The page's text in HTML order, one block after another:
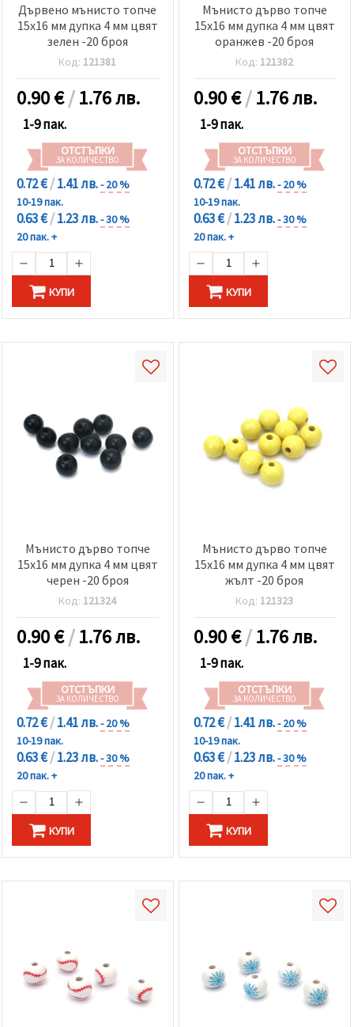
Дървено мънисто топче
15x16 мм дупка 4 мм цвят
зелен -20 броя
Код: 121381
0.90€/1.76 лв.
1-9 пак.
ОТСТЪПКИ
ЗА КОЛИЧЕСТВО
0.72 €/1.41 лв.- 20 %
10-19 пак.
0.63 €/1.23 лв.- 30 %
20 пак. +
КУПИ
Мънисто дърво топче
15x16 мм дупка 4 мм цвят
оранжев -20 броя
Код: 121382
0.90€/1.76 лв.
1-9 пак.
ОТСТЪПКИ
ЗА КОЛИЧЕСТВО
0.72 €/1.41 лв.- 20 %
10-19 пак.
0.63 €/1.23 лв.- 30 %
20 пак. +
КУПИ
Мънисто дърво топче
15x16 мм дупка 4 мм цвят
черен -20 броя
Код: 121324
0.90€/1.76 лв.
1-9 пак.
ОТСТЪПКИ
ЗА КОЛИЧЕСТВО
0.72 €/1.41 лв.- 20 %
10-19 пак.
0.63 €/1.23 лв.- 30 %
20 пак. +
КУПИ
Мънисто дърво топче
15x16 мм дупка 4 мм цвят
жълт -20 броя
Код: 121323
0.90€/1.76 лв.
1-9 пак.
ОТСТЪПКИ
ЗА КОЛИЧЕСТВО
0.72 €/1.41 лв.- 20 %
10-19 пак.
0.63 €/1.23 лв.- 30 %
20 пак. +
КУПИ